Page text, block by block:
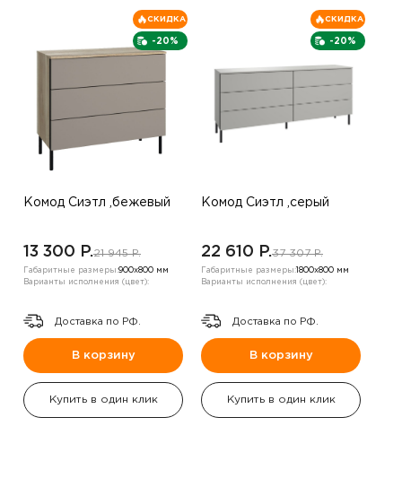
-20%
СКИДКА
Комод Сиэтл ,бежевый
13 300 P.21 945 P.
Габаритные размеры:900х800 мм
Варианты исполнения (цвет):
Доставка по РФ.
В корзину
Купить в один клик
-20%
СКИДКА
Комод Сиэтл ,серый
22 610 P.37 307 P.
Габаритные размеры: 1800х800 мм
Варианты исполнения (цвет):
Доставка по РФ.
В корзину
Купить в один клик